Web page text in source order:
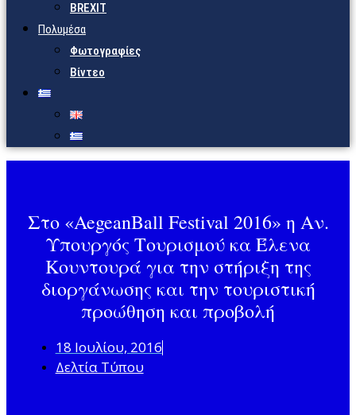
BREXIT
Πολυμέσα
Φωτογραφίες
Βίντεο
Στο «AegeanBall Festival 2016» η Αν.
Υπουργός Τουρισμού κα Έλενα
Κουντουρά για την στήριξη της
διοργάνωσης και την τουριστική
προώθηση και προβολή
18 Ιουλίου, 2016
Δελτία Τύπου